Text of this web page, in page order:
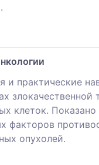
и практические
клеток.
факторов
опухолей.